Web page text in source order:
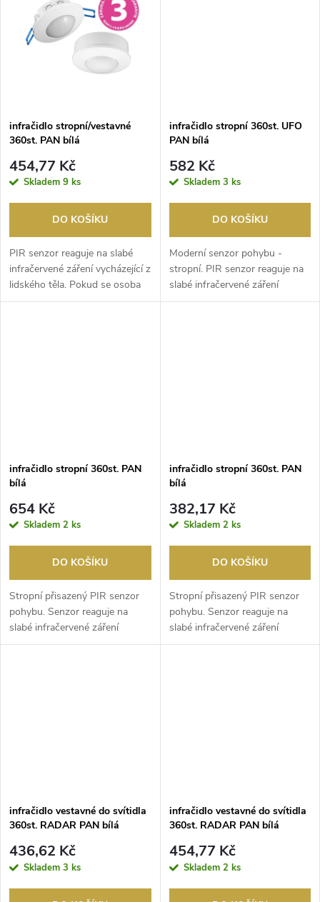
infračidlo stropní/vestavné
360st. PAN bílá
454,77 Kč
Skladem 9 ks
DO KOŠÍKU
PIR senzor reaguje na slabé
infračervené záření vycházející z
lidského těla. Pokud se osoba
pohybuj...
infračidlo stropní 360st. UFO
PAN bílá
582 Kč
Skladem 3 ks
DO KOŠÍKU
Moderní senzor pohybu -
stropní. PIR senzor reaguje na
slabé infračervené záření
vycházející z lidsk...
infračidlo stropní 360st. PAN
bílá
654 Kč
Skladem 2 ks
DO KOŠÍKU
Stropní přisazený PIR senzor
pohybu. Senzor reaguje na
slabé infračervené záření
vycházející z lidsk...
infračidlo stropní 360st. PAN
bílá
382,17 Kč
Skladem 2 ks
DO KOŠÍKU
Stropní přisazený PIR senzor
pohybu. Senzor reaguje na
slabé infračervené záření
vycházející z lidsk...
infračidlo vestavné do svítidla
360st. RADAR PAN bílá
436,62 Kč
Skladem 3 ks
infračidlo vestavné do svítidla
360st. RADAR PAN bílá
454,77 Kč
Skladem 2 ks